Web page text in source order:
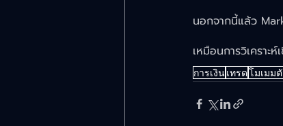
นอกจากนี้แล้ว
เหมือนการวิเคราะ
การเงินเทรดโมเมม